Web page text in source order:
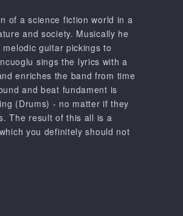
of a science fiction world in a
and society. Musically he
guitar pickings to
sings the lyrics with a
enriches the band from time
and beat fundament is
(Drums) - no matter if they
The result of this all is a
you definitely should not